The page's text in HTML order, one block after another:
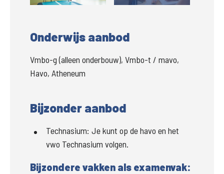
Onderwijs aanbod
Vmbo-g (alleen onderbouw), Vmbo-t / mavo,
Havo, Atheneum
Bijzonder aanbod
Technasium: Je kunt op de havo en het
vwo Technasium volgen.
Bijzondere vakken als examenvak: